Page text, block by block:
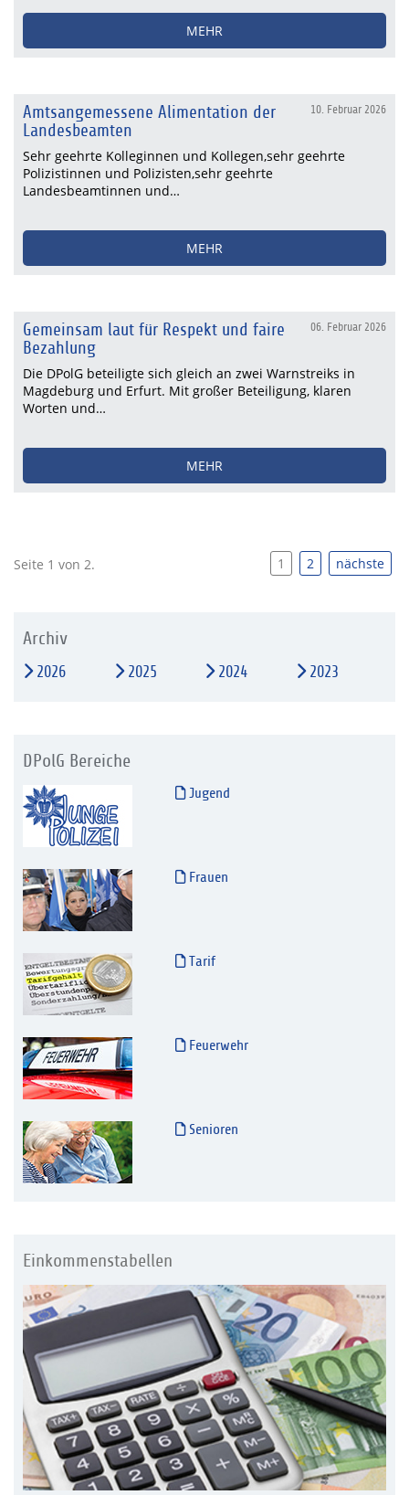
MEHR
10. Februar 2026
Amtsangemessene Alimentation der
Landesbeamten
Sehr geehrte Kolleginnen und Kollegen,sehr geehrte
Polizistinnen und Polizisten,sehr geehrte
Landesbeamtinnen und…
MEHR
06. Februar 2026
Gemeinsam laut für Respekt und faire
Bezahlung
Die DPolG beteiligte sich gleich an zwei Warnstreiks in
Magdeburg und Erfurt. Mit großer Beteiligung, klaren
Worten und…
MEHR
Seite 1 von 2. 1 2 nächste
Archiv
2026 2025 2024 2023
DPolG Bereiche
Jugend
Frauen
Tarif
Feuerwehr
Senioren
Einkommenstabellen